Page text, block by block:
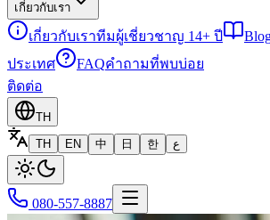
เกี่ยวกับเรา
เกี่ยวกับเราทีมผู้เชี่ยวชาญ 14+ ปี
ประเทศ
FAQคำถามที่พบบ่อย
ติดต่อ
TH
TH
EN 中 日 한 ع
080-557-8887